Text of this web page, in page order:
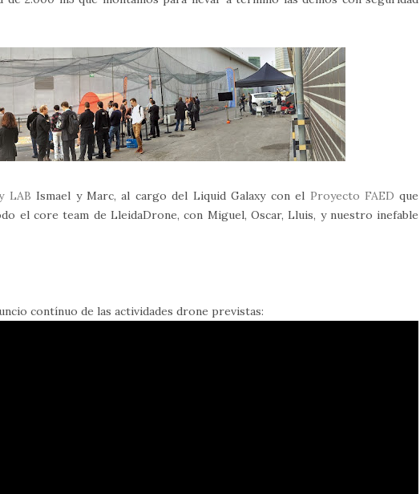
LAB Ismael y Marc, al cargo del Liquid Galaxy con el Proyecto FAED que
el core team de LleidaDrone, con Miguel, Oscar, Lluis, y nuestro inefable
contínuo de las actividades drone previstas: